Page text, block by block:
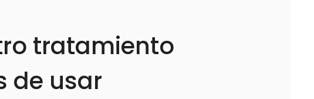
tratamiento
de usar